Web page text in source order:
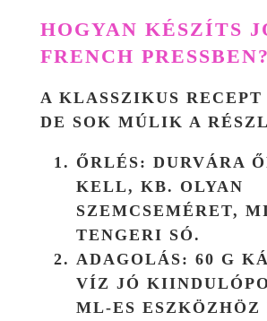
HOGYAN KÉSZÍTS
FRENCH PRESSBEN?
A KLASSZIKUS RECEPT
DE SOK MÚLIK A
ŐRLÉS: DURVÁRA
KELL, KB. OLYAN
SZEMCSEMÉRET,
TENGERI SÓ.
ADAGOLÁS: 60 G
VÍZ JÓ
ML-ES ESZKÖZHÖZ